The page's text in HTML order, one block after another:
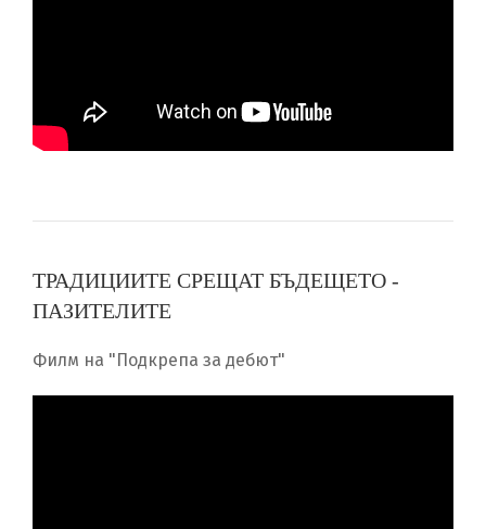
ТРАДИЦИИТЕ СРЕЩАТ БЪДЕЩЕТО -
ПАЗИТЕЛИТЕ
Филм на "Подкрепа за дебют"